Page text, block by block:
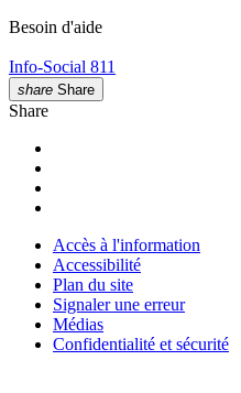
Besoin d'aide
Info-Social 811
share Share
Share
Accès à l'information
Accessibilité
Plan du site
Signaler une erreur
Médias
Confidentialité et sécurité